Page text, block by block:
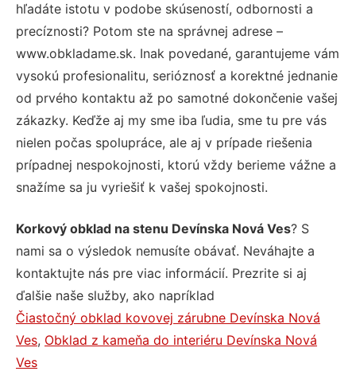
hľadáte istotu v podobe skúseností, odbornosti a
precíznosti? Potom ste na správnej adrese –
www.obkladame.sk. Inak povedané, garantujeme vám
vysokú profesionalitu, serióznosť a korektné jednanie
od prvého kontaktu až po samotné dokončenie vašej
zákazky. Keďže aj my sme iba ľudia, sme tu pre vás
nielen počas spolupráce, ale aj v prípade riešenia
prípadnej nespokojnosti, ktorú vždy berieme vážne a
snažíme sa ju vyriešiť k vašej spokojnosti.
Korkový obklad na stenu Devínska Nová Ves? S
nami sa o výsledok nemusíte obávať. Neváhajte a
kontaktujte nás pre viac informácií. Prezrite si aj
ďalšie naše služby, ako napríklad
Čiastočný obklad kovovej zárubne Devínska Nová
Ves, Obklad z kameňa do interiéru Devínska Nová
Ves